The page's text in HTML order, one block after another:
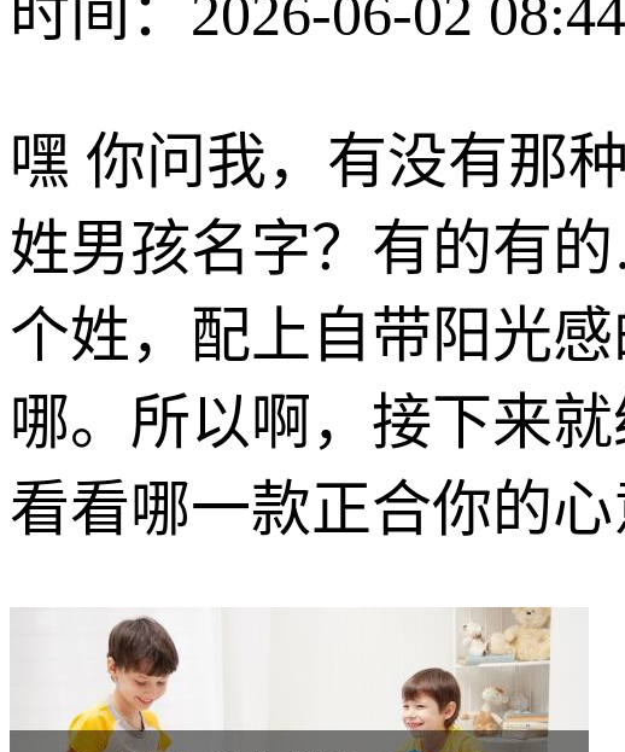
时间：2026-06-02 08:44
嘿 你问我，有没有那
姓男孩名字？有的有
个姓，配上自带阳光
哪。所以啊，接下来
看看哪一款正合你的心